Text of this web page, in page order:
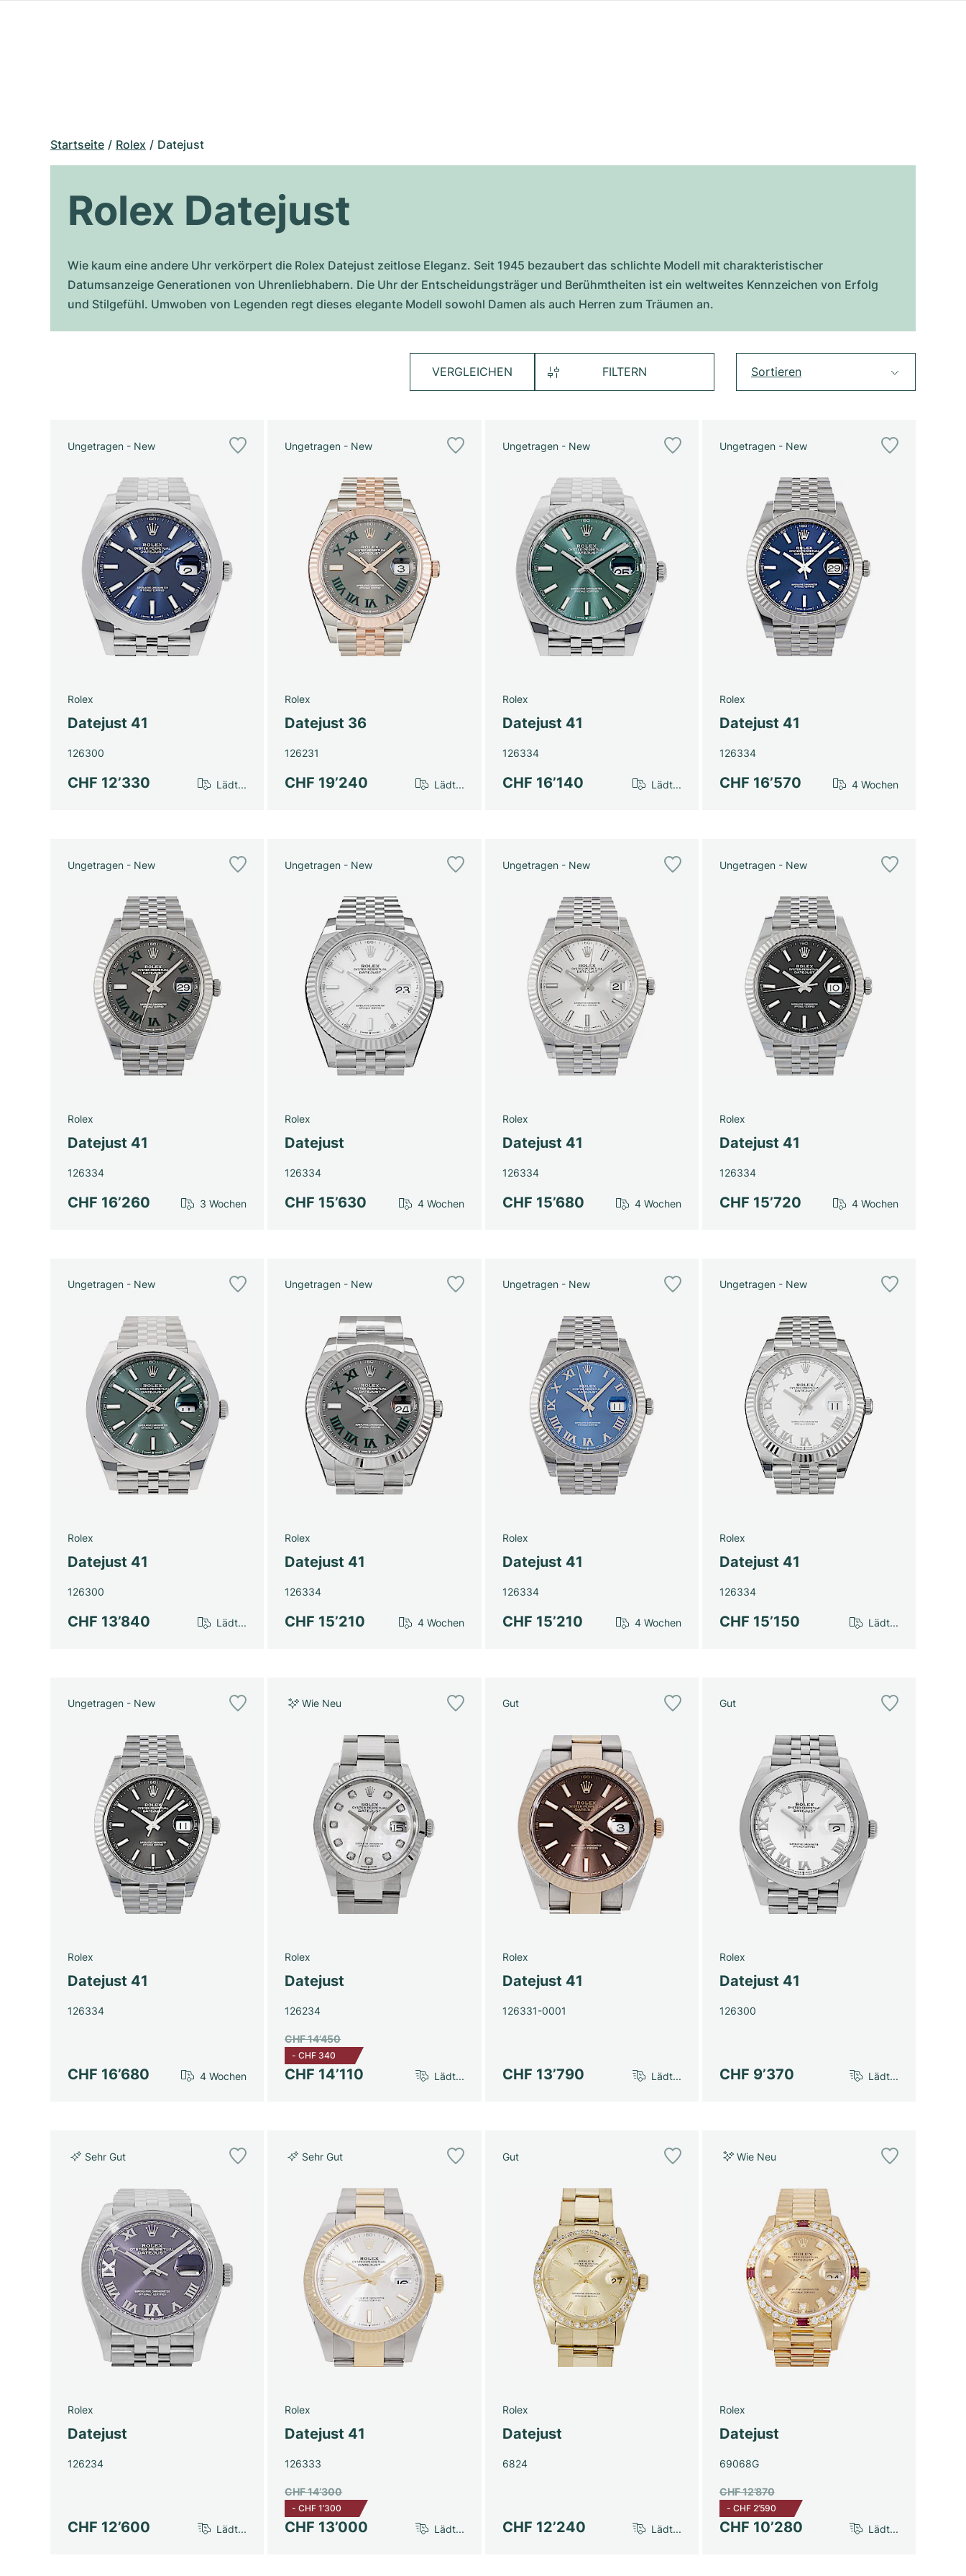
Startseite Rolex Datejust
Rolex Datejust
Wie kaum eine andere Uhr verkörpert die Rolex Datejust zeitlose Eleganz. Seit 1945 bezaubert das schlichte Modell mit charakteristischer
Datumsanzeige Generationen von Uhrenliebhabern. Die Uhr der Entscheidungsträger und Berühmtheiten ist ein weltweites Kennzeichen von Erfolg
und Stilgefühl. Umwoben von Legenden regt dieses elegante Modell sowohl Damen als auch Herren zum Träumen an.
VERGLEICHEN FILTERN Sortieren
Ungetragen - New
Rolex
Datejust 41
126300
CHF 12’330 Lädt...
Ungetragen - New
Rolex
Datejust 36
126231
CHF 19’240 Lädt...
Ungetragen - New
Rolex
Datejust 41
126334
CHF 16’140 Lädt...
Ungetragen - New
Rolex
Datejust 41
126334
CHF 16’570 4 Wochen
Ungetragen - New
Rolex
Datejust 41
126334
CHF 16’260 3 Wochen
Ungetragen - New
Rolex
Datejust
126334
CHF 15’630 4 Wochen
Ungetragen - New
Rolex
Datejust 41
126334
CHF 15’680 4 Wochen
Ungetragen - New
Rolex
Datejust 41
126334
CHF 15’720 4 Wochen
Ungetragen - New
Rolex
Datejust 41
126300
CHF 13’840 Lädt...
Ungetragen - New
Rolex
Datejust 41
126334
CHF 15’210 4 Wochen
Ungetragen - New
Rolex
Datejust 41
126334
CHF 15’210 4 Wochen
Ungetragen - New
Rolex
Datejust 41
126334
CHF 15’150 Lädt...
Ungetragen - New
Rolex
Datejust 41
126334
CHF 16’680 4 Wochen
Wie Neu
Rolex
Datejust
126234
CHF 14’110
CHF 14’450
- CHF 340
Lädt...
Gut
Rolex
Datejust 41
126331-0001
CHF 13’790 Lädt...
Gut
Rolex
Datejust 41
126300
CHF 9’370 Lädt...
Sehr Gut
Rolex
Datejust
126234
CHF 12’600 Lädt...
Sehr Gut
Rolex
Datejust 41
126333
CHF 13’000
CHF 14’300
- CHF 1’300
Lädt...
Gut
Rolex
Datejust
6824
CHF 12’240 Lädt...
Wie Neu
Rolex
Datejust
69068G
CHF 10’280
CHF 12’870
- CHF 2’590
Lädt...